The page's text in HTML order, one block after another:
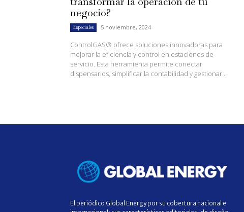
negocio?
Especiales 5 noviembre, 2024
ControlGAS® ofrece soluciones innovadoras para
mejorar la eficiencia y control en estaciones de
servicio. Esta herramienta permite conectar
dispensarios, simplificar la contabilidad y gestionar...
El periódico Global Energy por su cobertura nacional e